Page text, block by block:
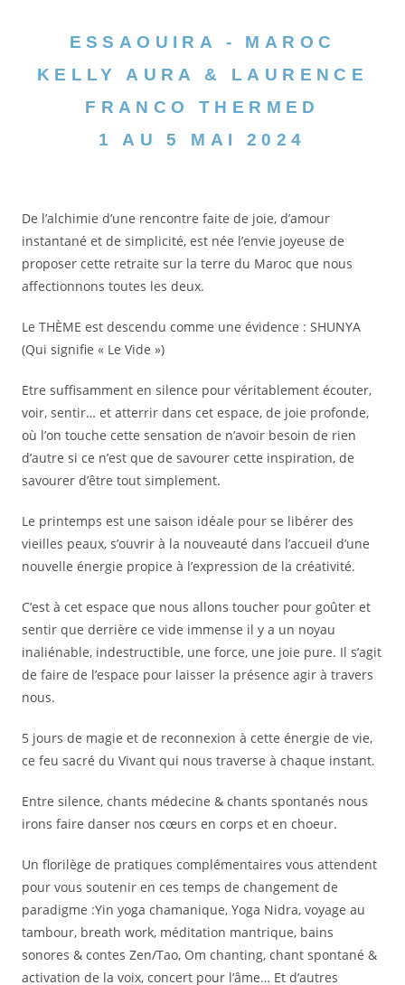
ESSAOUIRA - MAROC
KELLY AURA & LAURENCE
FRANCO THERMED
1 AU 5 MAI 2024
De l’alchimie d’une rencontre faite de joie, d’amour
instantané et de simplicité, est née l’envie joyeuse de
proposer cette retraite sur la terre du Maroc que nous
affectionnons toutes les deux.
Le THÈME est descendu comme une évidence : SHUNYA
(Qui signifie « Le Vide »)
Etre suffisamment en silence pour véritablement écouter,
voir, sentir… et atterrir dans cet espace, de joie profonde,
où l’on touche cette sensation de n’avoir besoin de rien
d’autre si ce n’est que de savourer cette inspiration, de
savourer d’être tout simplement.
Le printemps est une saison idéale pour se libérer des
vieilles peaux, s’ouvrir à la nouveauté dans l’accueil d’une
nouvelle énergie propice à l’expression de la créativité.
C’est à cet espace que nous allons toucher pour goûter et
sentir que derrière ce vide immense il y a un noyau
inaliénable, indestructible, une force, une joie pure. Il s’agit
de faire de l’espace pour laisser la présence agir à travers
nous.
5 jours de magie et de reconnexion à cette énergie de vie,
ce feu sacré du Vivant qui nous traverse à chaque instant.
Entre silence, chants médecine & chants spontanés nous
irons faire danser nos cœurs en corps et en choeur.
Un florilège de pratiques complémentaires vous attendent
pour vous soutenir en ces temps de changement de
paradigme :Yin yoga chamanique, Yoga Nidra, voyage au
tambour, breath work, méditation mantrique, bains
sonores & contes Zen/Tao, Om chanting, chant spontané &
activation de la voix, concert pour l’âme… Et d’autres